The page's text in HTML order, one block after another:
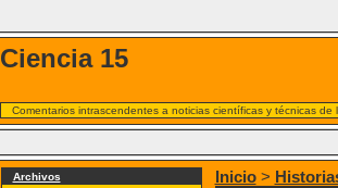
Ciencia 15
Comentarios intrascendentes a noticias científicas y técnicas de
Archivos Inicio>